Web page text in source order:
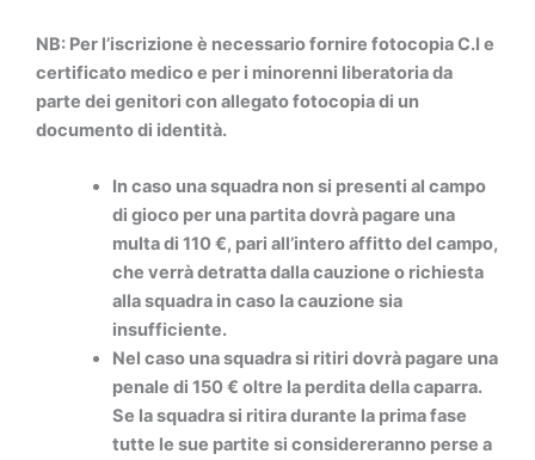
NB: Per l’iscrizione è necessario fornire fotocopia C.I e
certificato medico e per i minorenni liberatoria da
parte dei genitori con allegato fotocopia di un
documento di identità.
In caso una squadra non si presenti al campo
di gioco per una partita dovrà pagare una
multa di 110 €, pari all’intero affitto del campo,
che verrà detratta dalla cauzione o richiesta
alla squadra in caso la cauzione sia
insufficiente.
Nel caso una squadra si ritiri dovrà pagare una
penale di 150 € oltre la perdita della caparra.
Se la squadra si ritira durante la prima fase
tutte le sue partite si considereranno perse a